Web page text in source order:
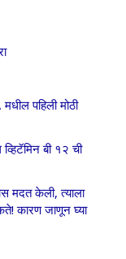
पहिली मोठी
बी १२ ची
मदत केली, त्याला
कारण जाणून घ्या